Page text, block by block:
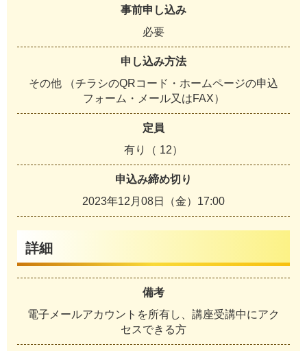
事前申し込み
必要
申し込み方法
その他 （チラシのQRコード・ホームページの申込
フォーム・メール又はFAX）
定員
有り（ 12）
申込み締め切り
2023年12月08日（金）17:00
詳細
備考
電子メールアカウントを所有し、講座受講中にアク
セスできる方